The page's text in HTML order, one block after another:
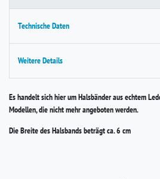
Technische Daten
Weitere Details
Es handelt sich hier um Halsbänder aus echtem
Modellen, die nicht mehr angeboten werden.
Die Breite des Halsbands beträgt ca. 6 cm